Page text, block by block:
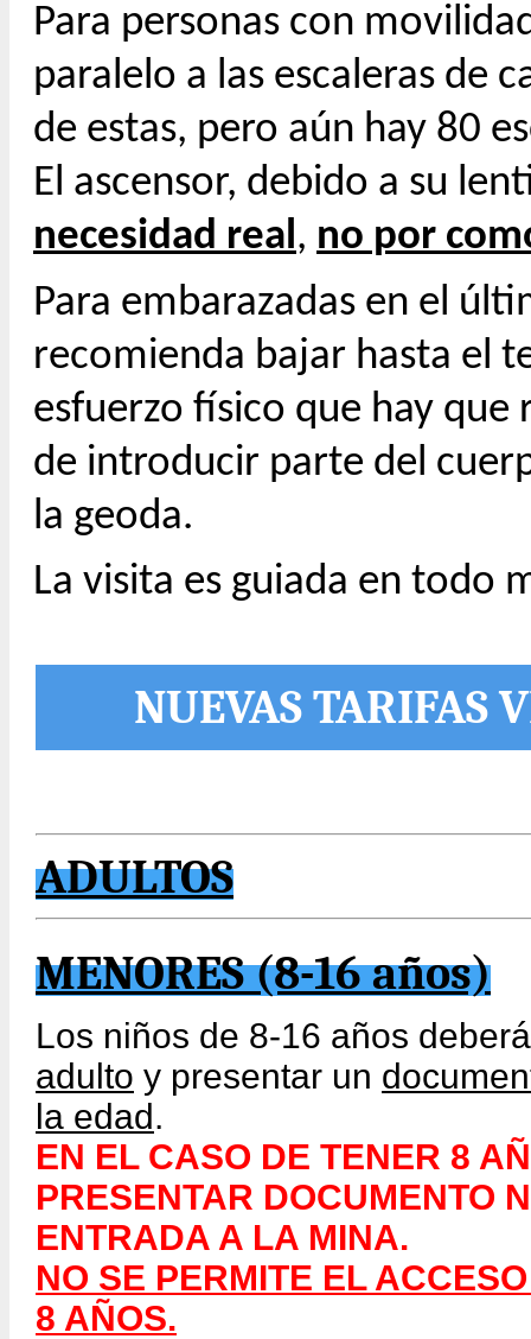
Para personas con
paralelo a las escaleras de
de estas, pero aún hay 80
El ascensor, debido a su
necesidad real, no por
Para embarazadas en el
recomienda bajar hasta el
esfuerzo físico que hay
de introducir parte del
la geoda.
La visita es guiada en todo
NUEVAS TARIFAS
ADULTOS
MENORES (8-16 años)
Los niños de 8-16 años
adulto y presentar un
la edad.
EN EL CASO DE TENER 8
PRESENTAR DOCUMENTO
ENTRADA A LA MINA.
NO SE PERMITE EL
8 AÑOS.